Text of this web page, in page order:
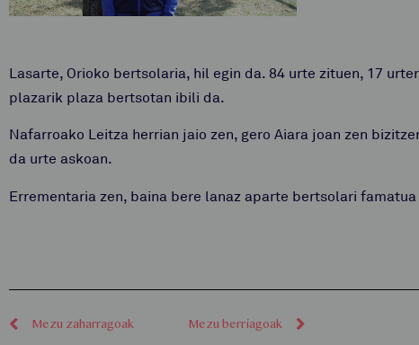
Lasarte, Orioko bertsolaria, hil egin da. 84 urte zituen, 17
plazarik plaza bertsotan ibili da.
Nafarroako Leitza herrian jaio zen, gero Aiara joan zen
da urte askoan.
Errementaria zen, baina bere lanaz aparte bertsolari famatua
Mezu zaharragoak Mezu berriagoak